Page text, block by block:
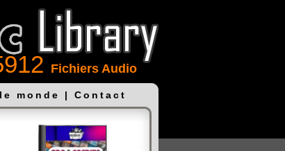
Fichiers Audio
monde | Contact